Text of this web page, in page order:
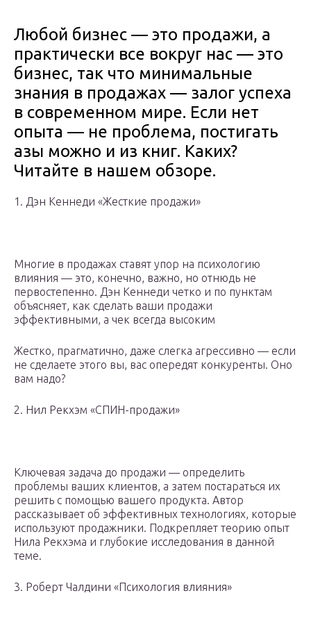
Любой бизнес — это продажи, а
практически все вокруг нас — это
бизнес, так что минимальные
знания в продажах — залог успеха
в современном мире. Если нет
опыта — не проблема, постигать
азы можно и из книг. Каких?
Читайте в нашем обзоре.
1. Дэн Кеннеди «Жесткие продажи»
Многие в продажах ставят упор на психологию
влияния — это, конечно, важно, но отнюдь не
первостепенно. Дэн Кеннеди четко и по пунктам
объясняет, как сделать ваши продажи
эффективными, а чек всегда высоким
Жестко, прагматично, даже слегка агрессивно — если
не сделаете этого вы, вас опередят конкуренты. Оно
вам надо?
2. Нил Рекхэм «СПИН-продажи»
Ключевая задача до продажи — определить
проблемы ваших клиентов, а затем постараться их
решить с помощью вашего продукта. Автор
рассказывает об эффективных технологиях, которые
используют продажники. Подкрепляет теорию опыт
Нила Рекхэма и глубокие исследования в данной
теме.
3. Роберт Чалдини «Психология влияния»